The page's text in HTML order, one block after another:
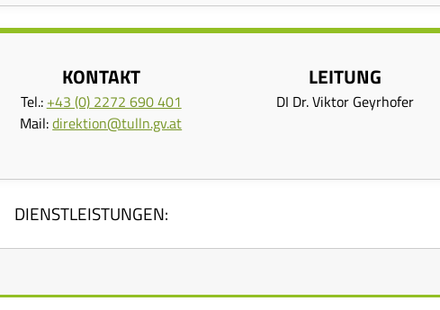
KONTAKT
Tel.: +43 (0) 2272 690 401
Mail:direktion@tulln.gv.at
LEITUNG
DI Dr. Viktor Geyrhofer
DIENSTLEISTUNGEN: